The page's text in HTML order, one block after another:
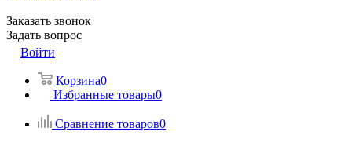
Заказать звонок
Задать вопрос
Войти
Корзина0
Избранные товары0
Сравнение товаров0